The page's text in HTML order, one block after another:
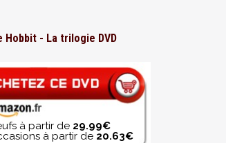
Hobbit - La trilogie DVD
à partir de 29.99€
à partir de 20.63€